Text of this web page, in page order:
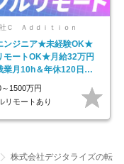
Ｃ Ａｄｄｉｔｉｏｎ
ンジニア★未経験OK★
モートOK★月給32万円
月10h＆年休120日以
可
～1500万円
リモートあり
株式会社デジタライズの転